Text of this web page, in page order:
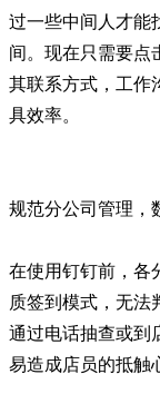
过一些中间人才能
间。现在只需要点
其联系方式，工作
具效率。
规范分公司管理，
在使用钉钉前，各
质签到模式，无法
通过电话抽查或到
易造成店员的抵触